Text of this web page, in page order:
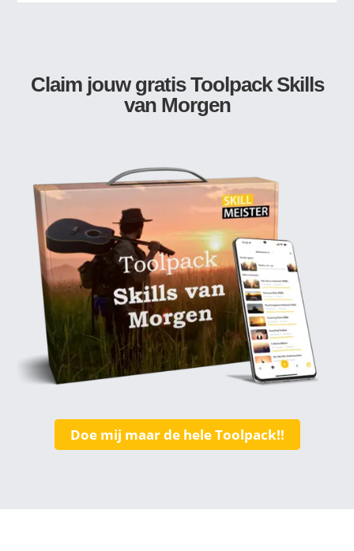
Claim jouw gratis Toolpack Skills
van Morgen
Doe mij maar de hele Toolpack!!